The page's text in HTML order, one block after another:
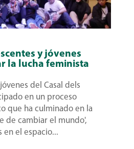
y jóvenes
la lucha feminista
del Casal dels
en un proceso
que ha culminado en la
de cambiar el mundo',
en el espacio...